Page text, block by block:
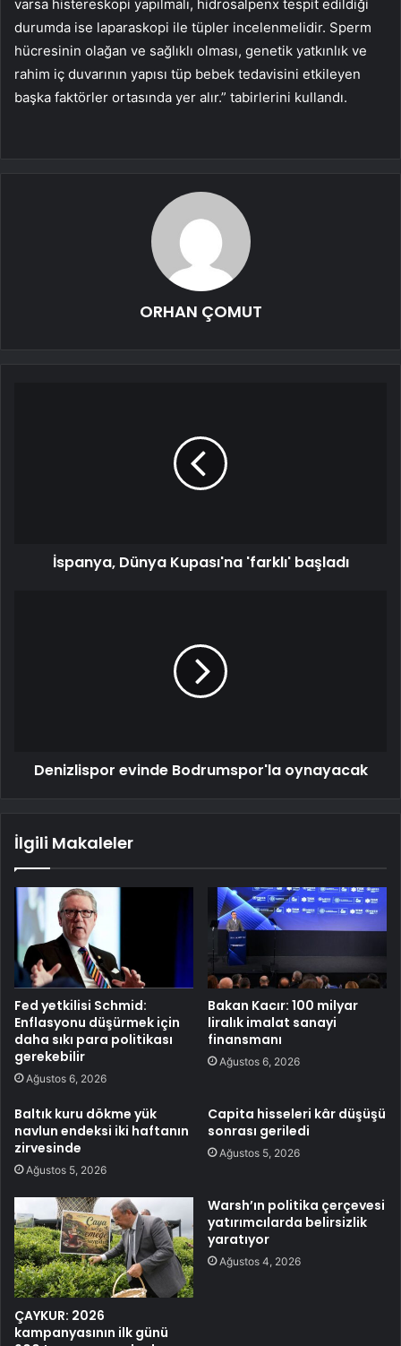
varsa histereskopi yapılmalı, hidrosalpenx tespit edildiği
durumda ise laparaskopi ile tüpler incelenmelidir. Sperm
hücresinin olağan ve sağlıklı olması, genetik yatkınlık ve
rahim iç duvarının yapısı tüp bebek tedavisini etkileyen
başka faktörler ortasında yer alır.” tabirlerini kullandı.
ORHAN ÇOMUT
İspanya, Dünya Kupası'na 'farklı' başladı
Denizlispor evinde Bodrumspor'la oynayacak
İlgili Makaleler
Fed yetkilisi Schmid:
Enflasyonu düşürmek için
daha sıkı para politikası
gerekebilir
Ağustos 6, 2026
Bakan Kacır: 100 milyar
liralık imalat sanayi
finansmanı
Ağustos 6, 2026
Baltık kuru dökme yük
navlun endeksi iki haftanın
zirvesinde
Ağustos 5, 2026
Capita hisseleri kâr düşüşü
sonrası geriledi
Ağustos 5, 2026
ÇAYKUR: 2026
kampanyasının ilk günü
Warsh’ın politika çerçevesi
yatırımcılarda belirsizlik
yaratıyor
Ağustos 4, 2026